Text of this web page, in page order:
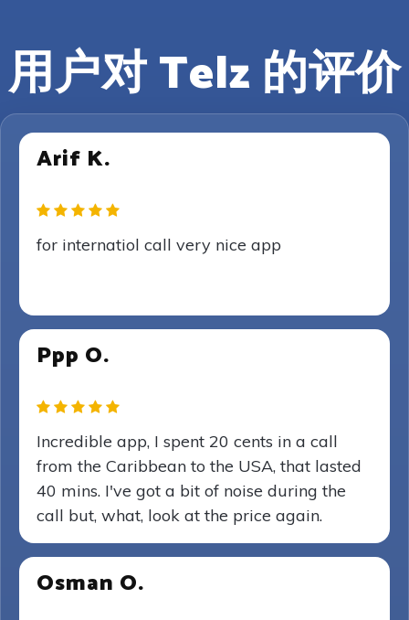
用户对 Telz 的评价
Arif K.
for internatiol call very nice app
Ppp O.
Incredible app, I spent 20 cents in a call
from the Caribbean to the USA, that lasted
40 mins. I've got a bit of noise during the
call but, what, look at the price again.
Osman O.